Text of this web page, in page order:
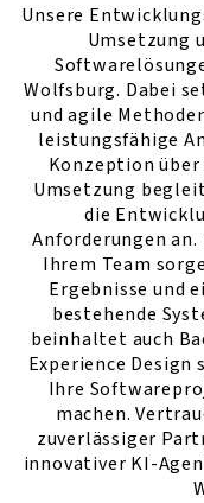
Unsere
Umsetzung
Wolfsburg. Dabei
und agile
leistungsfähige
Konzeption
Umsetzung
die
Anforderungen
Ihrem Team
Ergebnisse und
bestehende
beinhaltet auch
Experience
Ihre
machen.
zuverlässiger
innovativer KI-